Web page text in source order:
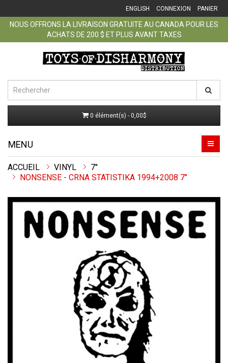
ENGLISH CONNEXION PANIER
NOUS OFFRONS LA LIVRAISON GRATUITE AU CANADA POUR LES
ACHATS DE 200 $ ET PLUS AVANT TAXES
0 élément(s) - 0,00$
MENU
ACCUEIL VINYL
7"
NONSENSE ‎- CRNA STATISTIKA 1994+2008 7"